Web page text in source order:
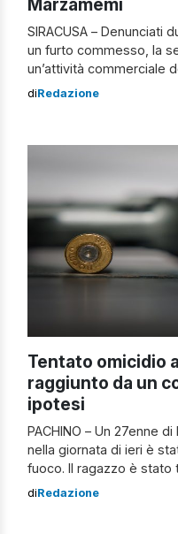
SIRACUSA – Denunciati
un furto commesso, la
un’attività commerciale
Marzamemi e per
Pachino, a seguito di
diRedazione
Tentato omicidio
raggiunto da un
ipotesi
PACHINO – Un 27enne
nella giornata di ieri è
fuoco. Il ragazzo è stato
di Avola e sembrerebbe
diRedazione